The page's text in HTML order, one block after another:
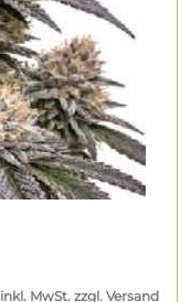
inkl. MwSt. zzgl. Versand